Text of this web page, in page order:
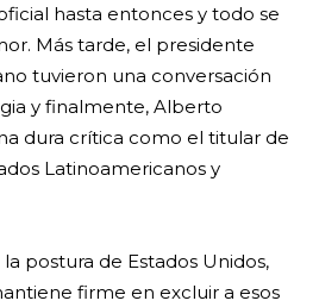
hasta entonces y todo se
Más tarde, el presidente
tuvieron una conversación
y finalmente, Alberto
dura crítica como el titular de
Latinoamericanos y
postura de Estados Unidos,
firme en excluir a esos